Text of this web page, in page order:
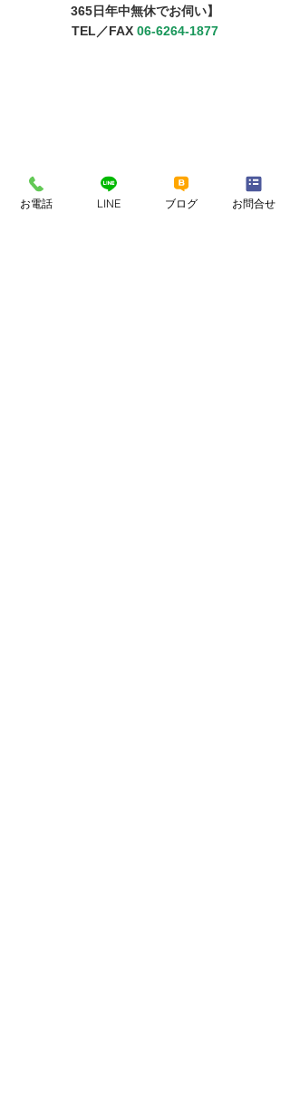
365日年中無休でお伺い】
TEL／FAX 06-6264-1877
お電話 LINE ブログ お問合せ